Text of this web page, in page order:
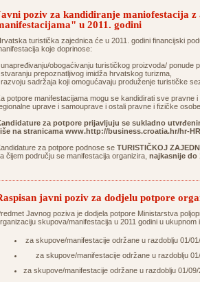
poziv za kandidiranje maniofestacija
u 2011. godini
turistička zajednica će u 2011. godini financijski
koje doprinose:
unapređivanju/obogaćivanju turističkog proizvoda/ ponude
stvaranju prepoznatljivog imidža hrvatskog turizma,
razvoju sadržaja koji omogućavaju produženje turističke
potpore manifestacijama mogu se kandidirati sve
uprave i samouprave i ostali pravne i fizičke osobe.
za potpore prijavljuju se sukladno
na stranicama www.http://business.croatia.hr/hr-
za potpore podnose se TURISTIČKOJ
čijem području se manifestacija organizira, najkasnije do
javni poziv za dodjelu potpore
Javnog poziva je dodjela potpore Ministarstva
skupova/manifestacija u 2011 godini u ukupnom
za skupove/manifestacije održane u razdoblju 01/
za skupove/manifestacije održane u razdoblju
za skupove/manifestacije održane u razdoblju 01/